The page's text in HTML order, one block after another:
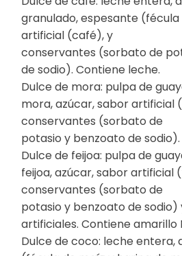
granulado, espesante
artificial (café), y
conservantes (sorbato de
de sodio). Contiene leche.
Dulce de mora: pulpa de
mora, azúcar, sabor artificial
conservantes (sorbato de
potasio y benzoato de sodio).
Dulce de feijoa: pulpa de
feijoa, azúcar, sabor artificial
conservantes (sorbato de
potasio y benzoato de
artificiales. Contiene amarillo
Dulce de coco: leche entera,